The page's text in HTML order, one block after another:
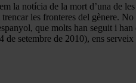
la notícia de la mort d’una de
les fronteres del gènere.
que molts han seguit i
setembre de 2010), ens